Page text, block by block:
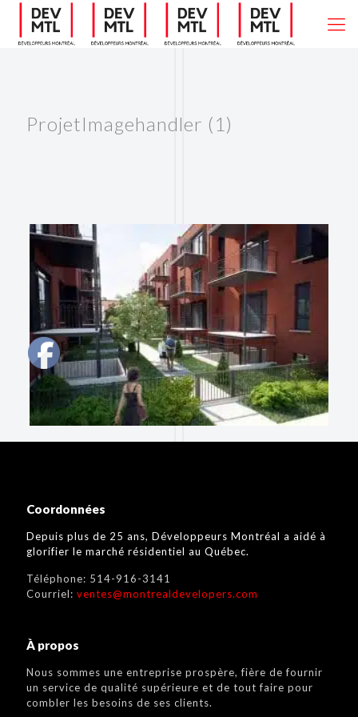
ProjetImagehandler (1)
Coordonnées
Depuis plus de 25 ans, Développeurs Montréal a aidé à
glorifier le marché résidentiel au Québec.
Téléphone: 514-916-3141
Courriel: ventes@montrealdevelopers.com
À propos
Nous sommes une entreprise prospère, fière de fournir
un service de qualité supérieure et de tout faire pour
combler les besoins de ses clients.